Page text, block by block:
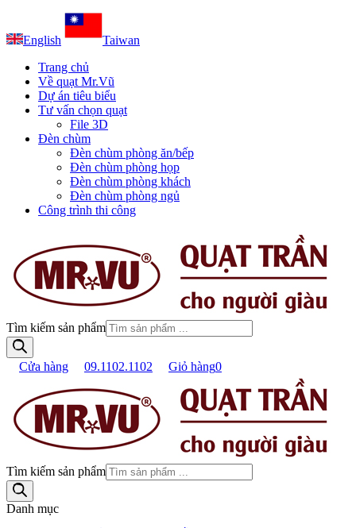
English
Taiwan
Trang chủ
Về quạt Mr.Vũ
Dự án tiêu biểu
Tư vấn chọn quạt
File 3D
Đèn chùm
Đèn chùm phòng ăn/bếp
Đèn chùm phòng họp
Đèn chùm phòng khách
Đèn chùm phòng ngủ
Công trình thi công
Tìm kiếm sản phẩm
Cửa hàng 09.1102.1102 Giỏ hàng0
Tìm kiếm sản phẩm
Danh mục